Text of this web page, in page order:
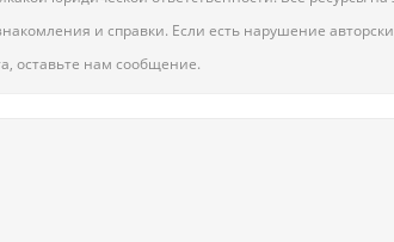
и справки. Если есть нарушение
оставьте нам сообщение.